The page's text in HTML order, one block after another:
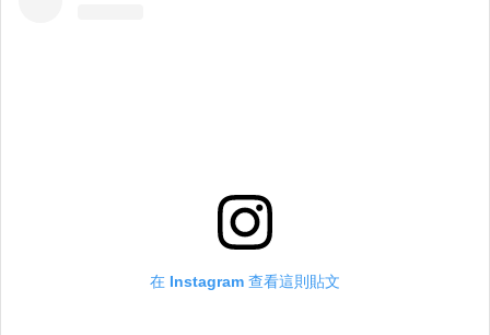
在 Instagram 查看這則貼文